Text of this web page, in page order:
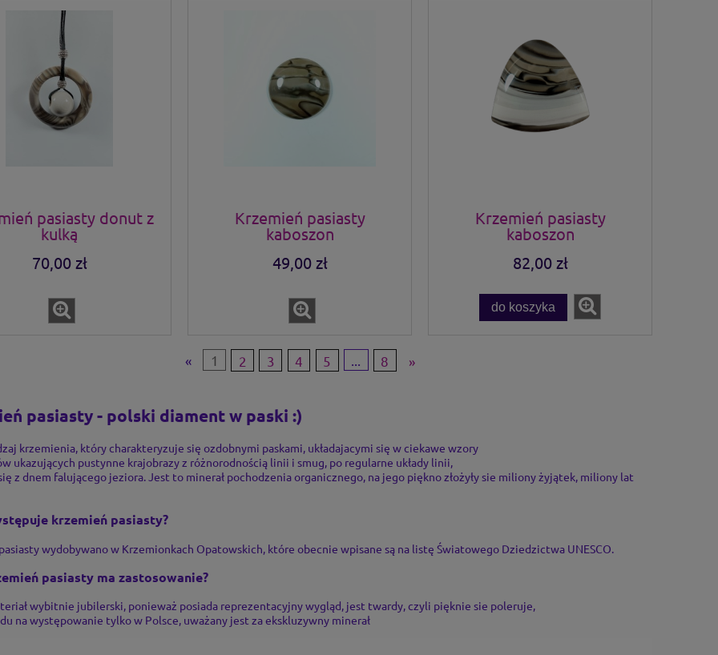
pasiasty donut z
kulką
70,00 zł
Krzemień pasiasty
kaboszon
49,00 zł
Krzemień pasiasty
kaboszon
82,00 zł
do koszyka
« 1 2 3 4 5 8 »
pasiasty - polski diament w paski :)
krzemienia, który charakteryzuje się ozdobnymi paskami, układajacymi się w ciekawe wzory
ukazujących pustynne krajobrazy z różnorodnością linii i smug, po regularne układy linii,
z dnem falującego jeziora. Jest to minerał pochodzenia organicznego, na jego piękno złożyły sie miliony żyjątek, miliony lat
krzemień pasiasty?
wydobywano w Krzemionkach Opatowskich, które obecnie wpisane są na listę Światowego Dziedzictwa UNESCO.
pasiasty ma zastosowanie?
wybitnie jubilerski, ponieważ posiada reprezentacyjny wygląd, jest twardy, czyli pięknie sie poleruje,
na występowanie tylko w Polsce, uważany jest za ekskluzywny minerał